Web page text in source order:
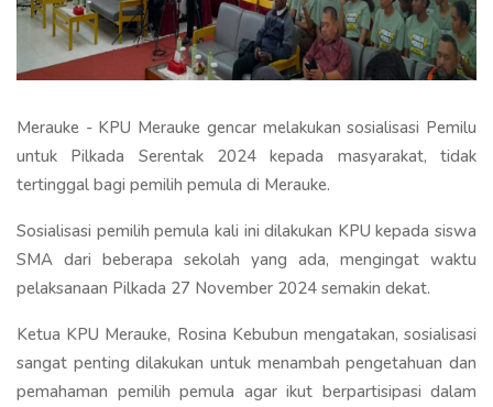
Merauke - KPU Merauke gencar melakukan sosialisasi Pemilu
untuk Pilkada Serentak 2024 kepada masyarakat, tidak
tertinggal bagi pemilih pemula di Merauke.
Sosialisasi pemilih pemula kali ini dilakukan KPU kepada siswa
SMA dari beberapa sekolah yang ada, mengingat waktu
pelaksanaan Pilkada 27 November 2024 semakin dekat.
Ketua KPU Merauke, Rosina Kebubun mengatakan, sosialisasi
sangat penting dilakukan untuk menambah pengetahuan dan
pemahaman pemilih pemula agar ikut berpartisipasi dalam